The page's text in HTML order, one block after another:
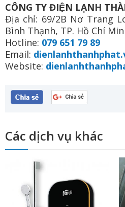
CÔNG TY ĐIỆN LẠNH
Địa chỉ: 69/2B Nơ Trang
Bình Thạnh, TP. Hồ Chí
Hotline: 079 651 79 89
Email:
Website:
Các dịch vụ khác